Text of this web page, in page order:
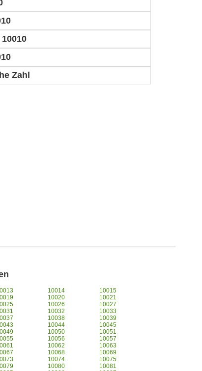
Zahl
10014
10015
10020
10021
10026
10027
10032
10033
10038
10039
10044
10045
10050
10051
10056
10057
10062
10063
10068
10069
10074
10075
10080
10081